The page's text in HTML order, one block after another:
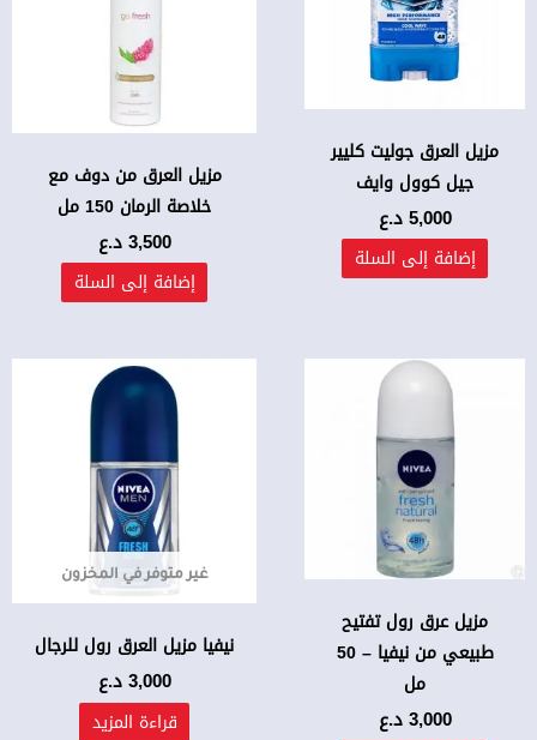
مزيل العرق جوليت كليير
جيل كوول وايف
5,000د.ع
إضافة إلى السلة
مزيل العرق من دوف مع
خلاصة الرمان 150 مل
3,500د.ع
إضافة إلى السلة
مزيل عرق رول تفتيح
طبيعي من نيفيا – 50
مل
3,000د.ع
غير متوفر في المخزون
نيفيا مزيل العرق رول للرجال
3,000د.ع
قراءة المزيد